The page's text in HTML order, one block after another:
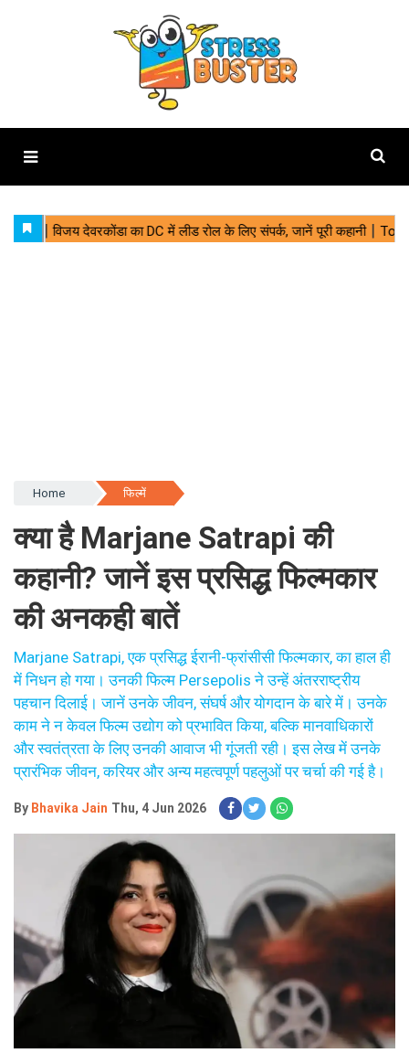
Home फिल्में
क्या है Marjane Satrapi की
कहानी? जानें इस प्रसिद्ध फिल्मकार
की अनकही बातें
Marjane Satrapi, एक प्रसिद्ध ईरानी-फ्रांसीसी फिल्मकार, का हाल ही
में निधन हो गया। उनकी फिल्म Persepolis ने उन्हें अंतरराष्ट्रीय
पहचान दिलाई। जानें उनके जीवन, संघर्ष और योगदान के बारे में। उनके
काम ने न केवल फिल्म उद्योग को प्रभावित किया, बल्कि मानवाधिकारों
और स्वतंत्रता के लिए उनकी आवाज भी गूंजती रही। इस लेख में उनके
प्रारंभिक जीवन, करियर और अन्य महत्वपूर्ण पहलुओं पर चर्चा की गई है।
By Bhavika Jain Thu, 4 Jun 2026